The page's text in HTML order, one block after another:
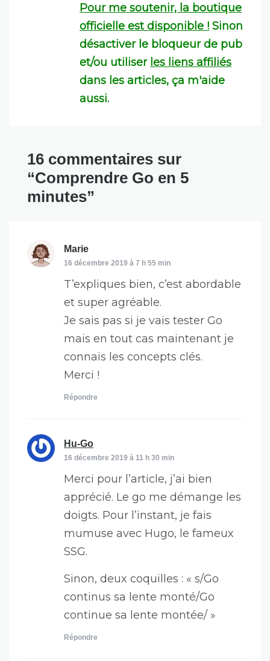
Pour me soutenir, la boutique
officielle est disponible ! Sinon
désactiver le bloqueur de pub
et/ou utiliser les liens affiliés
dans les articles, ça m'aide
aussi.
16 commentaires sur
“Comprendre Go en 5
minutes”
Marie
16 décembre 2019 à 7 h 55 min
T’expliques bien, c’est abordable
et super agréable.
Je sais pas si je vais tester Go
mais en tout cas maintenant je
connais les concepts clés.
Merci !
Répondre
Hu-Go
16 décembre 2019 à 11 h 30 min
Merci pour l’article, j’ai bien
apprécié. Le go me démange les
doigts. Pour l’instant, je fais
mumuse avec Hugo, le fameux
SSG.
Sinon, deux coquilles : « s/Go
continus sa lente monté/Go
continue sa lente montée/ »
Répondre